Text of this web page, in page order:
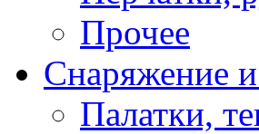
Прочее
Снаряжение и
Палатки,